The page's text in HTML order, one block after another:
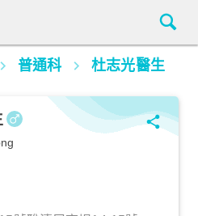
普通科 杜志光醫生